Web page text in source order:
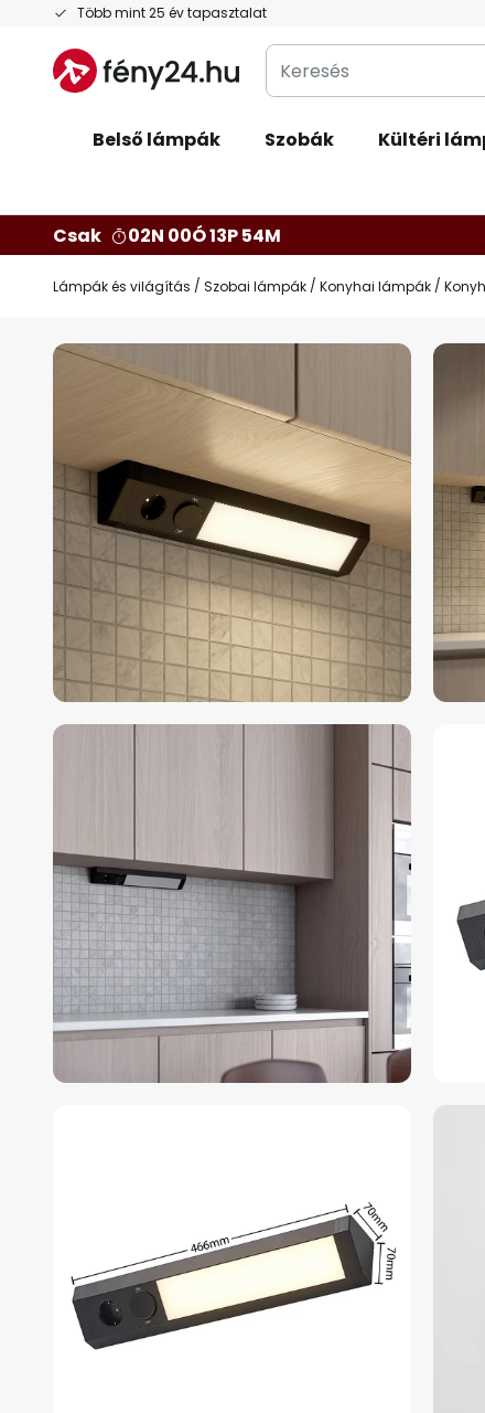
Több mint 25 év tapasztalat
Ugrás
tartalomhoz
Keresés
Belső lámpák Szobák Kültéri
Csak
02N 00Ó 13P 53M
Lámpák és világítás Szobai lámpák Konyhai lámpák
Ugrás